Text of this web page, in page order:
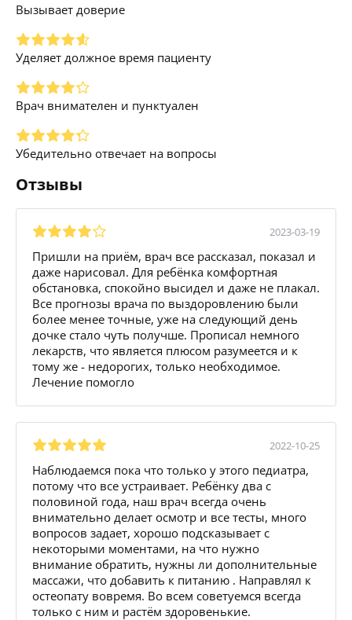
Вызывает доверие
Уделяет должное время пациенту
Врач внимателен и пунктуален
Убедительно отвечает на вопросы
Отзывы
2023-03-19
Пришли на приём, врач все рассказал, показал и
даже нарисовал. Для ребёнка комфортная
обстановка, спокойно высидел и даже не плакал.
Все прогнозы врача по выздоровлению были
более менее точные, уже на следующий день
дочке стало чуть получше. Прописал немного
лекарств, что является плюсом разумеется и к
тому же - недорогих, только необходимое.
Лечение помогло
2022-10-25
Наблюдаемся пока что только у этого педиатра,
потому что все устраивает. Ребёнку два с
половиной года, наш врач всегда очень
внимательно делает осмотр и все тесты, много
вопросов задает, хорошо подсказывает с
некоторыми моментами, на что нужно
внимание обратить, нужны ли дополнительные
массажи, что добавить к питанию . Направлял к
остеопату вовремя. Во всем советуемся всегда
только с ним и растём здоровенькие.